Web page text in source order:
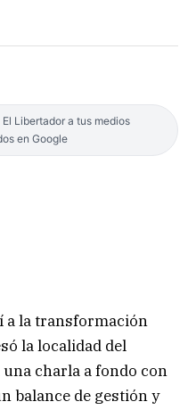
Libertador a tus medios
en Google
a la transformación
la localidad del
charla a fondo con
balance de gestión y